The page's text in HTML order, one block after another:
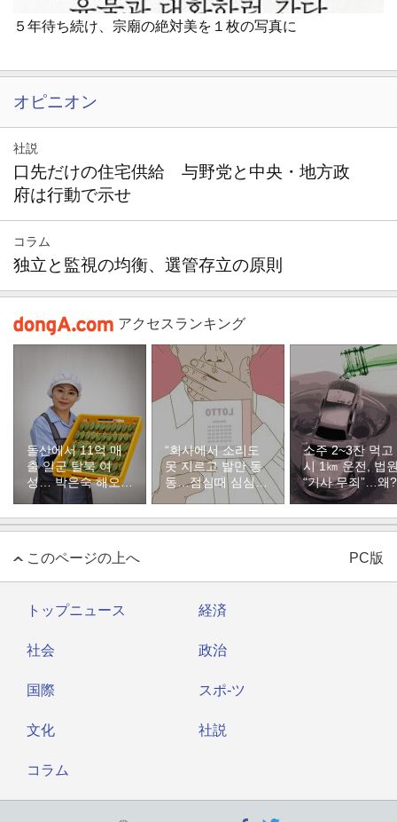
５年待ち続け、宗廟の絶対美を１枚の写真に
オピニオン
社説
口先だけの住宅供給 与野党と中央・地方政
府は行動で示せ
コラム
独立と監視の均衡、選管存立の原則
アクセスランキング
돌산에서 11억 매
출 일군 탈북 여
성… 박은숙 해오름
푸드 대표의 인생
온 이웃]
“회사에서 소리도
못 지르고 발만 동
동…점심때 심심해
서 산 복권이 1등”
소주 2~3잔 먹고
시 1㎞ 운전, 법
“기사 무죄”…왜?
このページの上へ PC版
トップニュース 経済
社会 政治
国際 スポ-ツ
文化 社説
コラム